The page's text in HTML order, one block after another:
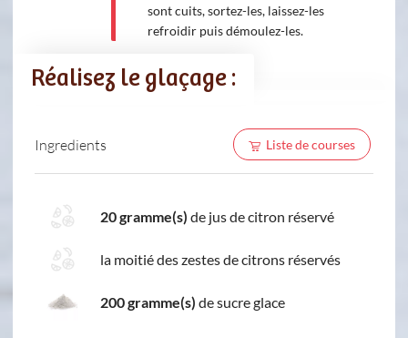
sont cuits, sortez-les, laissez-les
refroidir puis démoulez-les.
Réalisez le glaçage :
Ingredients Liste de courses
20 gramme(s) de jus de citron réservé
la moitié des zestes de citrons réservés
200 gramme(s) de sucre glace